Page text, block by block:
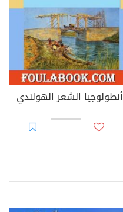
أنطولوجيا الشعر الهولندي